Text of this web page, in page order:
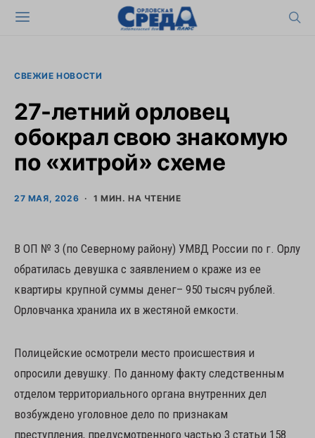
СВЕЖИЕ НОВОСТИ
27-летний орловец
обокрал свою знакомую
по «хитрой» схеме
27 МАЯ, 2026 1 МИН. НА ЧТЕНИЕ
В ОП № 3 (по Северному району) УМВД России по г. Орлу
обратилась девушка с заявлением о краже из ее
квартиры крупной суммы денег– 950 тысяч рублей.
Орловчанка хранила их в жестяной емкости.
Полицейские осмотрели место происшествия и
опросили девушку. По данному факту следственным
отделом территориального органа внутренних дел
возбуждено уголовное дело по признакам
преступления, предусмотренного частью 3 статьи 158